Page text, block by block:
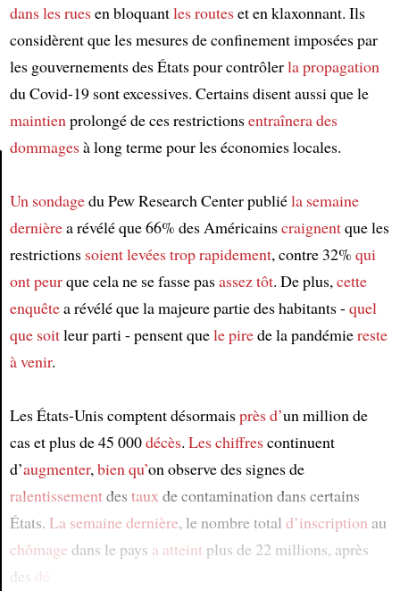
Article
dans les ruesen bloquantles routeset en klaxonnant. Ils
considèrent que les mesures de confinement imposées par
les gouvernements des États pour contrôlerla propagation
du Covid-19 sont excessives. Certains disent aussi que le
maintien prolongé de ces restrictionsentraînerades
dommagesà long terme pour les économies locales.
Un sondagedu Pew Research Center publiéla semaine
dernièrea révélé que 66% des Américainscraignentque les
restrictions soient levéestrop rapidement, contre 32% qui
ont peurque cela ne se fasse pasassez tôt. De plus, cette
enquêtea révélé que la majeure partie des habitants - quel
que soitleur parti - pensent quele pirede la pandémiereste
à venir.
Les États-Unis comptent désormaisprès d’un million de
cas et plus de 45 000décès. Les chiffrescontinuent
d’augmenter, bien qu’on observe des signes de
ralentissementdes taux de contamination dans certains
États. La semaine dernière, le nombre total d’inscription au
chômage dans le pays a atteint plus de 22 millions, après
des dé